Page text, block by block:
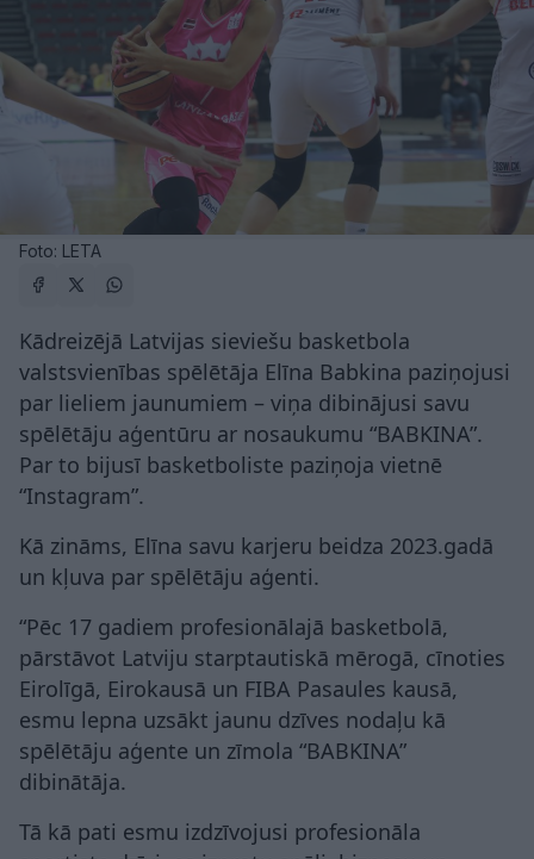
Foto: LETA
Kādreizējā Latvijas sieviešu basketbola
valstsvienības spēlētāja Elīna Babkina paziņojusi
par lieliem jaunumiem – viņa dibinājusi savu
spēlētāju aģentūru ar nosaukumu “BABKINA”.
Par to bijusī basketboliste paziņoja vietnē
“Instagram”.
Kā zināms, Elīna savu karjeru beidza 2023.gadā
un kļuva par spēlētāju aģenti.
“Pēc 17 gadiem profesionālajā basketbolā,
pārstāvot Latviju starptautiskā mērogā, cīnoties
Eirolīgā, Eirokausā un FIBA Pasaules kausā,
esmu lepna uzsākt jaunu dzīves nodaļu kā
spēlētāju aģente un zīmola “BABKINA”
dibinātāja.
Tā kā pati esmu izdzīvojusi profesionāla